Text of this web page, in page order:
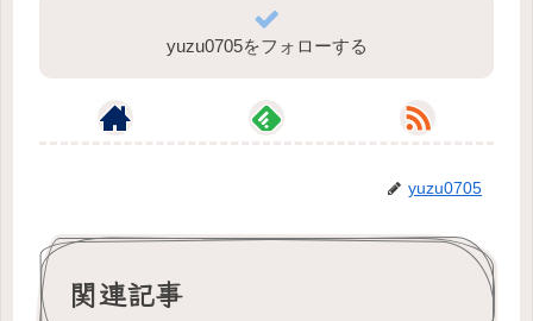
yuzu0705をフォローする
yuzu0705
関連記事